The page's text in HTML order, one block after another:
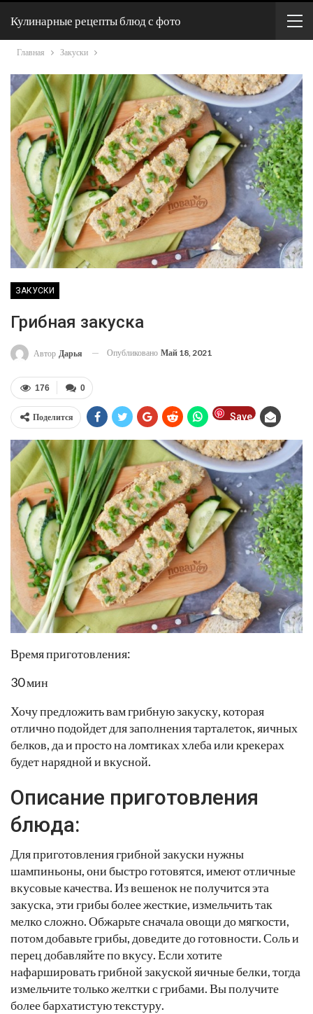
Кулинарные рецепты блюд с фото
Главная Закуски
ЗАКУСКИ
Грибная закуска
Автор Дарья Опубликовано Май 18, 2021
0
176
Поделится Save
Время приготовления:
30 мин
Хочу предложить вам грибную закуску, которая
отлично подойдет для заполнения тарталеток, яичных
белков, да и просто на ломтиках хлеба или крекерах
будет нарядной и вкусной.
Описание приготовления
блюда:
Для приготовления грибной закуски нужны
шампиньоны, они быстро готовятся, имеют отличные
вкусовые качества. Из вешенок не получится эта
закуска, эти грибы более жесткие, измельчить так
мелко сложно. Обжарьте сначала овощи до мягкости,
потом добавьте грибы, доведите до готовности. Соль и
перец добавляйте по вкусу. Если хотите
нафаршировать грибной закуской яичные белки, тогда
измельчите только желтки с грибами. Вы получите
более бархатистую текстуру.